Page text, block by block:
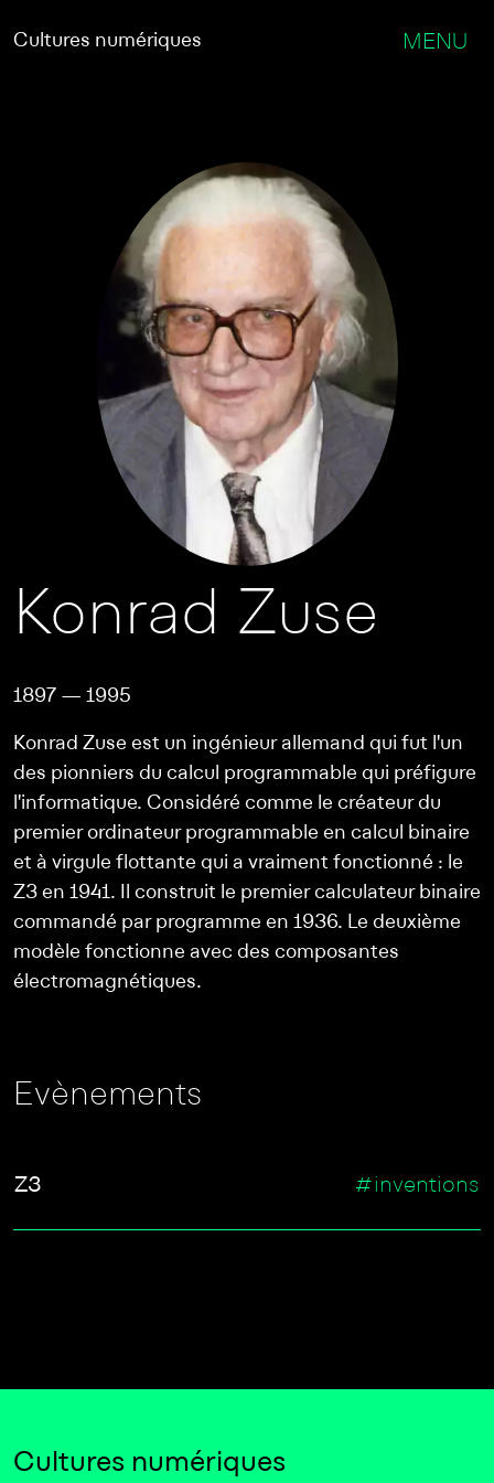
Cultures numériques MENU
Konrad Zuse
1897 — 1995
Konrad Zuse est un ingénieur allemand qui fut l'un
des pionniers du calcul programmable qui préfigure
l'informatique. Considéré comme le créateur du
premier ordinateur programmable en calcul binaire
et à virgule flottante qui a vraiment fonctionné : le
Z3 en 1941. Il construit le premier calculateur binaire
commandé par programme en 1936. Le deuxième
modèle fonctionne avec des composantes
électromagnétiques.
Evènements
Z3 #inventions
Cultures numériques